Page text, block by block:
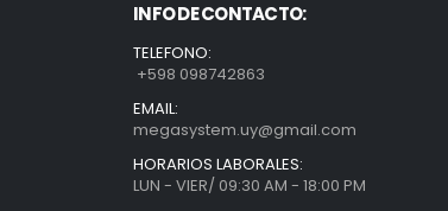
INFO DE CONTACTO:
TELEFONO:
+598 098742863
EMAIL:
megasystem.uy@gmail.com
HORARIOS LABORALES:
LUN - VIER/ 09:30 AM - 18:00 PM